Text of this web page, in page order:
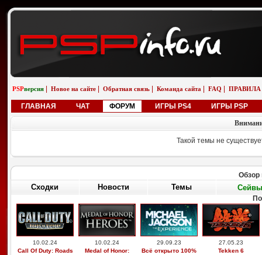
PSPверсия Новое на сайте Обратная связь Команда сайта FAQ ПРАВИЛА
ГЛАВНАЯ ЧАТ ФОРУМ ИГРЫ PS4 ИГРЫ PSP
Такой темы не
Обзор
Сходки Новости Темы Сейвы
10.02.24
Call Of Duty: Roads
10.02.24
Medal of Honor:
29.09.23
Всё открыто 100%
27.05.23
Tekken 6